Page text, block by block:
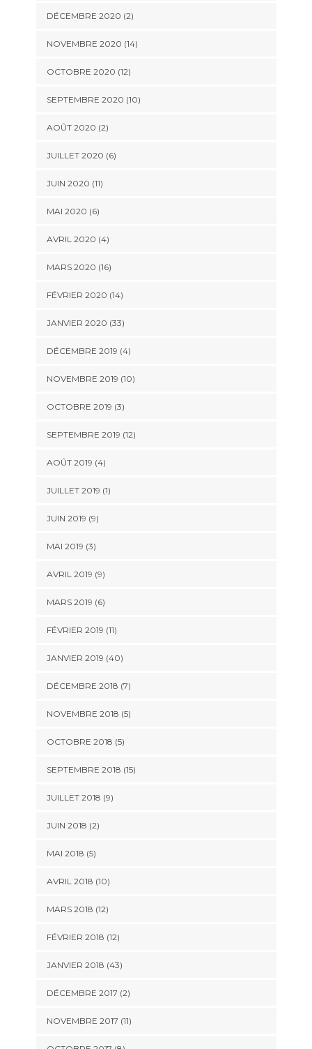
DÉCEMBRE 2020 (2)
NOVEMBRE 2020 (14)
OCTOBRE 2020 (12)
SEPTEMBRE 2020 (10)
AOÛT 2020 (2)
JUILLET 2020 (6)
JUIN 2020 (11)
MAI 2020 (6)
AVRIL 2020 (4)
MARS 2020 (16)
FÉVRIER 2020 (14)
JANVIER 2020 (33)
DÉCEMBRE 2019 (4)
NOVEMBRE 2019 (10)
OCTOBRE 2019 (3)
SEPTEMBRE 2019 (12)
AOÛT 2019 (4)
JUILLET 2019 (1)
JUIN 2019 (9)
MAI 2019 (3)
AVRIL 2019 (9)
MARS 2019 (6)
FÉVRIER 2019 (11)
JANVIER 2019 (40)
DÉCEMBRE 2018 (7)
NOVEMBRE 2018 (5)
OCTOBRE 2018 (5)
SEPTEMBRE 2018 (15)
JUILLET 2018 (9)
JUIN 2018 (2)
MAI 2018 (5)
AVRIL 2018 (10)
MARS 2018 (12)
FÉVRIER 2018 (12)
JANVIER 2018 (43)
DÉCEMBRE 2017 (2)
NOVEMBRE 2017 (11)